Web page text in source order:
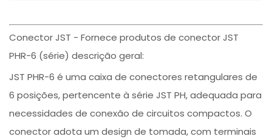
Conector JST - Fornece produtos de conector JST
PHR-6 (série) descrição geral:
JST PHR-6 é uma caixa de conectores retangulares de
6 posições, pertencente à série JST PH, adequada para
necessidades de conexão de circuitos compactos. O
conector adota um design de tomada, com terminais